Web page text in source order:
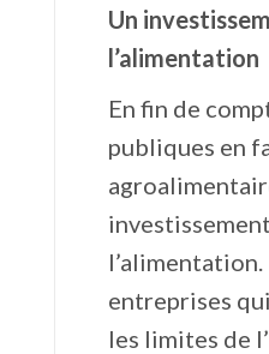
Un
l’alimentation
En fin de
publiques en
entreprises
les limites de